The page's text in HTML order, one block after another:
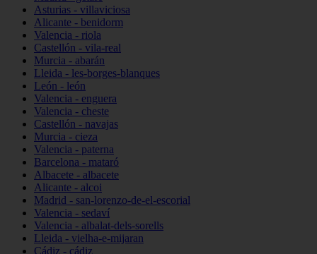
Asturias - villaviciosa
Alicante - benidorm
Valencia - riola
Castellón - vila-real
Murcia - abarán
Lleida - les-borges-blanques
León - león
Valencia - enguera
Valencia - cheste
Castellón - navajas
Murcia - cieza
Valencia - paterna
Barcelona - mataró
Albacete - albacete
Alicante - alcoi
Madrid - san-lorenzo-de-el-escorial
Valencia - sedaví
Valencia - albalat-dels-sorells
Lleida - vielha-e-mijaran
Cádiz - cádiz